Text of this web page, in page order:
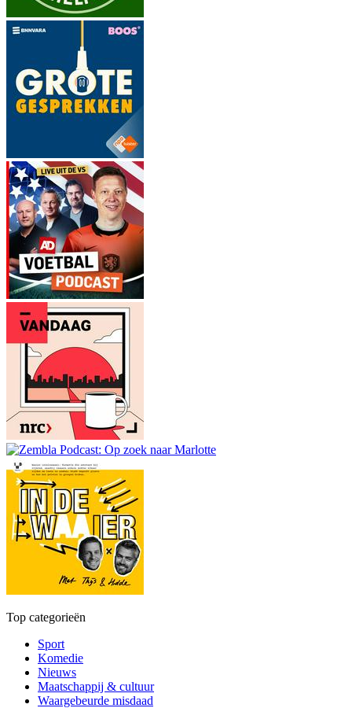
Top categorieën
Sport
Komedie
Nieuws
Maatschappij & cultuur
Waargebeurde misdaad